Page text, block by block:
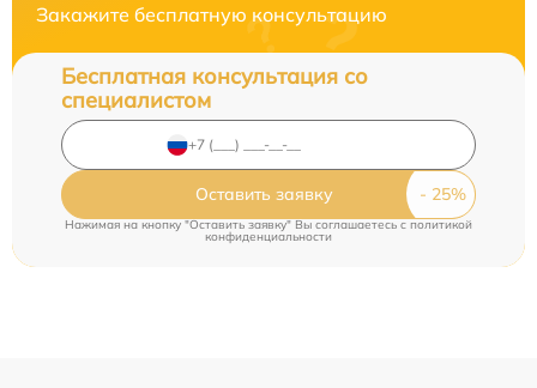
Закажите бесплатную консультацию
Бесплатная консультация со
специалистом
Оставить заявку
Нажимая на кнопку "Оставить заявку" Вы соглашаетесь cполитикой
конфиденциальности